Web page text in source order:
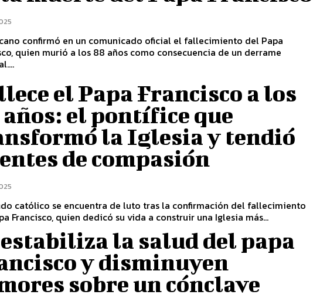
confirmó en un comunicado oficial el fallecimiento del Papa
quien murió a los 88 años como consecuencia de un derrame
el Papa Francisco a los
años: el pontífice que
la Iglesia y tendió
de compasión
católico se encuentra de luto tras la confirmación del fallecimiento
Francisco, quien dedicó su vida a construir una Iglesia más...
estabiliza la salud del papa
y disminuyen
sobre un cónclave